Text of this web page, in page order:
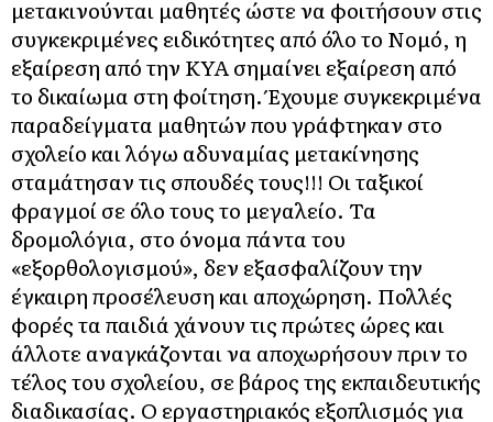
μετακινούνται μαθητές ώστε να φοιτήσουν στις
συγκεκριμένες ειδικότητες από όλο το Νομό, η
εξαίρεση από την ΚΥΑ σημαίνει εξαίρεση από
το δικαίωμα στη φοίτηση. Έχουμε συγκεκριμένα
παραδείγματα μαθητών που γράφτηκαν στο
σχολείο και λόγω αδυναμίας μετακίνησης
σταμάτησαν τις σπουδές τους!!! Οι ταξικοί
φραγμοί σε όλο τους το μεγαλείο. Τα
δρομολόγια, στο όνομα πάντα του
«εξορθολογισμού», δεν εξασφαλίζουν την
έγκαιρη προσέλευση και αποχώρηση. Πολλές
φορές τα παιδιά χάνουν τις πρώτες ώρες και
άλλοτε αναγκάζονται να αποχωρήσουν πριν το
τέλος του σχολείου, σε βάρος της εκπαιδευτικής
διαδικασίας. Ο εργαστηριακός εξοπλισμός για